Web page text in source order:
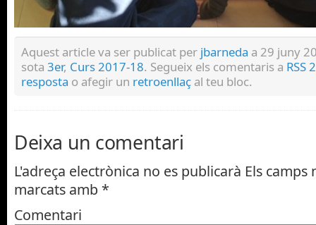
RIMG_20180213_161827
Aquest article va ser publicat per jbarneda a 29 juny
sota 3er, Curs 2017-18. Segueix els comentaris a RSS
resposta o afegir un retroenllaç al teu bloc.
Deixa un comentari
L'adreça electrònica no es publicarà Els camps
marcats amb *
Comentari